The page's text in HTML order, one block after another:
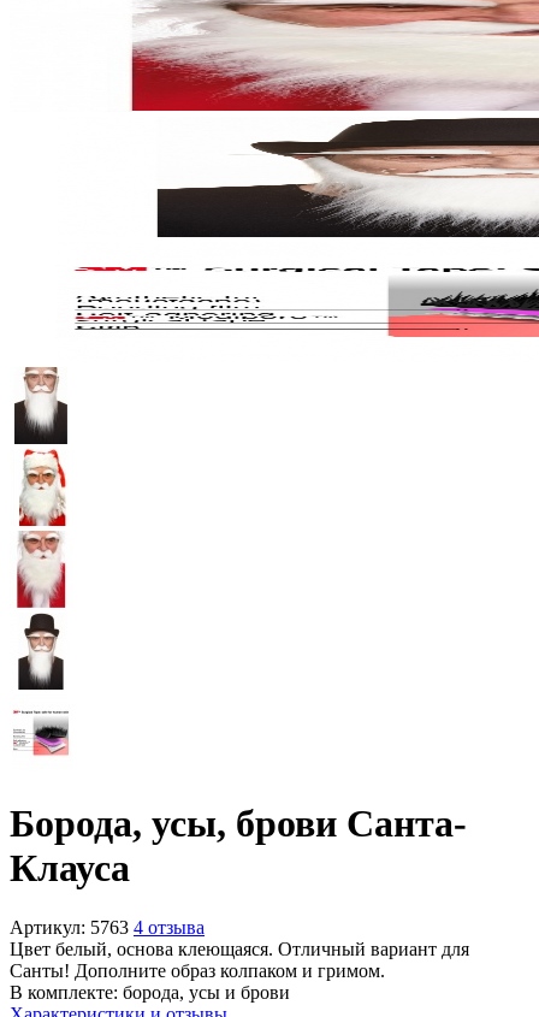
Борода, усы, брови Санта-
Клауса
Артикул: 5763 4 отзыва
Цвет белый, основа клеющаяся. Отличный вариант для
Санты! Дополните образ колпаком и гримом.
В комплекте: борода, усы и брови